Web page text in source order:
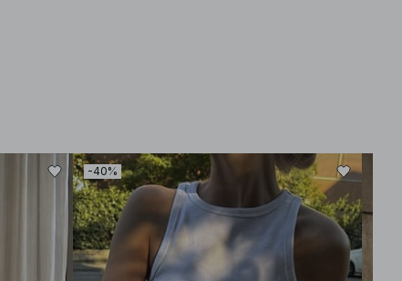
-40%